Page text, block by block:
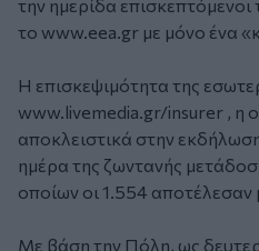
την ημερίδα
το www.eea.gr με μόνο ένα
Η επισκεψιμότητα της
www.livemedia.gr/insurer , η
αποκλειστικά στην
ημέρα της ζωντανής
οποίων οι 1.554
Με βάση την Πόλη, ως